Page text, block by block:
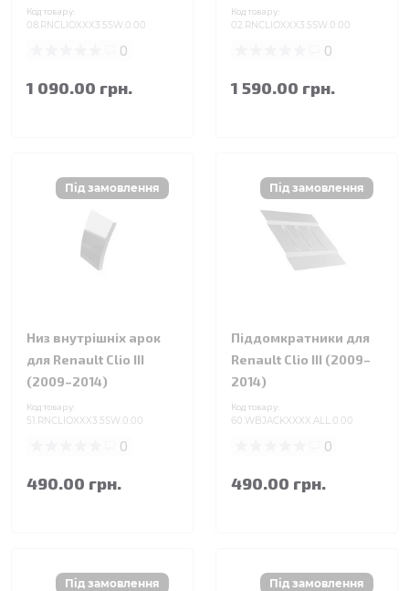
Код товару:
08.RNCLIOXXX3.5SW.0.00
0
1 090.00 грн.
Код товару:
02.RNCLIOXXX3.5SW.0.00
0
1 590.00 грн.
Низ внутрішніх арок
для Renault Clio III
(2009–2014)
Код товару:
51.RNCLIOXXX3.5SW.0.00
0
490.00 грн.
Піддомкратники для
Renault Clio III (2009–
2014)
Код товару:
60.WBJACKXXXX.ALL.0.00
0
490.00 грн.